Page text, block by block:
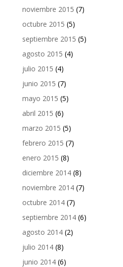
noviembre 2015 (7)
octubre 2015 (5)
septiembre 2015 (5)
agosto 2015 (4)
julio 2015 (4)
junio 2015 (7)
mayo 2015 (5)
abril 2015 (6)
marzo 2015 (5)
febrero 2015 (7)
enero 2015 (8)
diciembre 2014(8)
noviembre 2014(7)
octubre 2014(7)
septiembre 2014(6)
agosto 2014(2)
julio 2014(8)
junio 2014(6)